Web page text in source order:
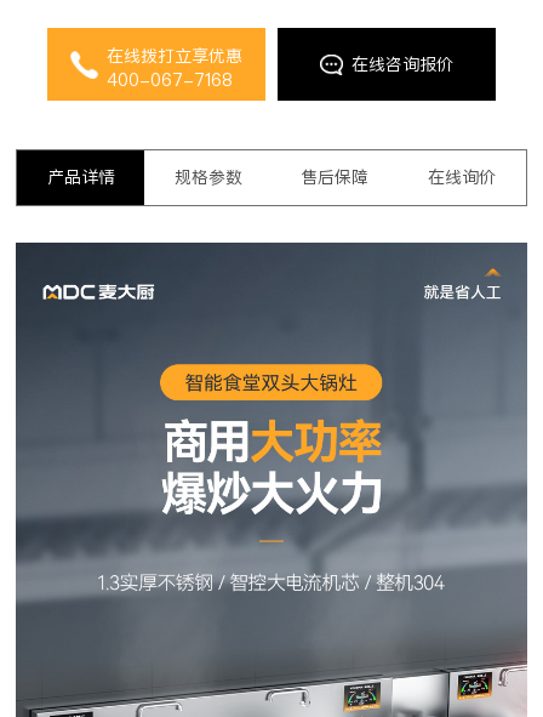
在线拨打立享优惠
400-067-7168
在线咨询报价
产品详情 规格参数 售后保障 在线询价